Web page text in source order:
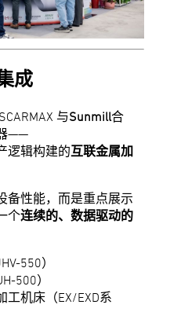
成
与Sunmill合
——
逻辑构建的互联金属加
备性能，而是重点展示
个连续的、数据驱动的
550）
500）
工机床（EX/EXD系